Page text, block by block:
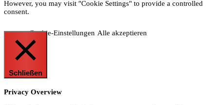
However, you may visit "Cookie Settings" to provide a controlled
consent.
Cookie-Einstellungen Alle akzeptieren
Schließen
Privacy Overview